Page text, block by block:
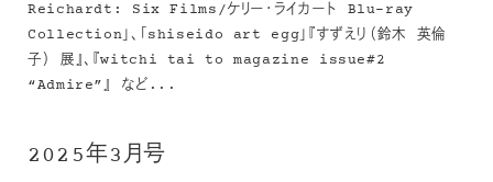
Reichardt: Six Films/ケリー・ライカート Blu-ray
Collection」、「shiseido art egg」『すずえり（鈴木 英倫
子） 展』、『witchi tai to magazine issue#2
“Admire”』 など...
2025年3月号